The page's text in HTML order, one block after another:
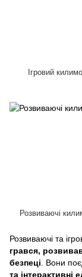
Розвиваючі та
грався,
безпеці . Вони
та інтерактивні
Ігровий
Розвиваючі